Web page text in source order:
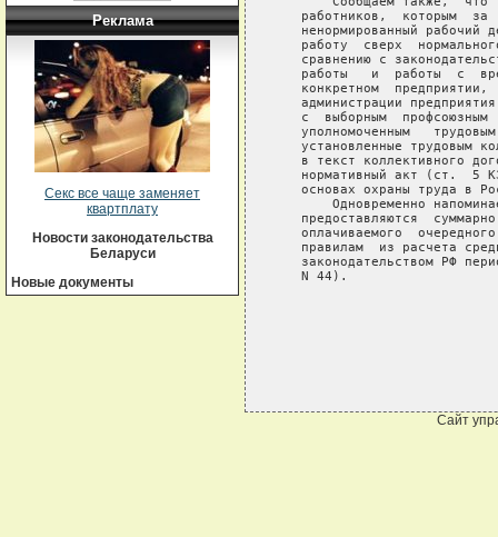
Реклама
Секс все чаще заменяет
квартплату
Новости законодательства
Беларуси
Новые документы
работников,  которым  за
ненормированный рабочий
работу  сверх
сравнению с
работы   и  работы  с
конкретном  предприятии,
администрации
с  выборным  профсоюзным
уполномоченным
установленные трудовым
в текст коллективного
нормативный акт (ст.  5
основах охраны труда в
Одновременно
предоставляются
оплачиваемого
правилам  из расчета
законодательством РФ
   N 44).
Сайт